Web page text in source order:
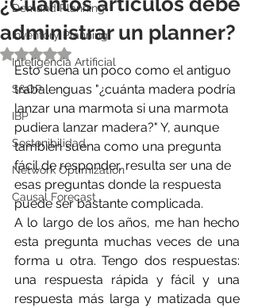
Demand Planning
Inventory Planning
Inteligencia Artificial
S&OP
IBP
Sostenibilidad
Network Optimization
Causal Forecast
administrar un planner?
Obtuvo NaN de 5 estrellas.
Esto suena un poco como el antiguo
trabalenguas "¿cuánta madera podría
lanzar una marmota si una marmota
pudiera lanzar madera?" Y, aunque
también suena como una pregunta
fácil de responder, resulta ser una de
esas preguntas donde la respuesta
puede ser bastante complicada.
A lo largo de los años, me han hecho
esta pregunta muchas veces de una
forma u otra. Tengo dos respuestas:
una respuesta rápida y fácil y una
respuesta más larga y matizada que